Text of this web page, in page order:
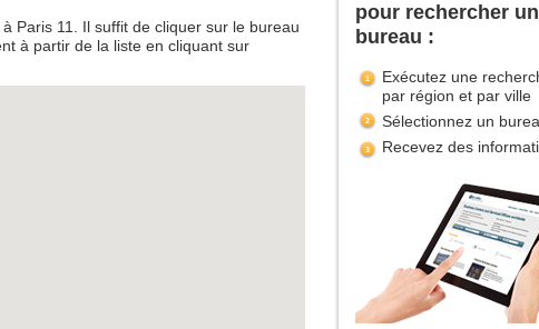
Paris 11. Il suffit de cliquer sur le bureau
à partir de la liste en cliquant sur
pour rechercher un
bureau :
Exécutez une
par région et par ville
Sélectionnez un
Recevez des